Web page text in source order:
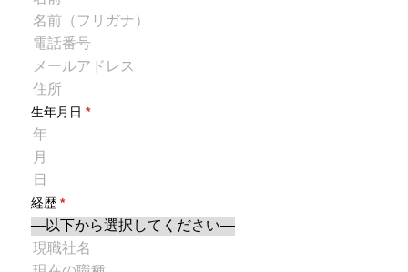
生年月日 *
経歴 *